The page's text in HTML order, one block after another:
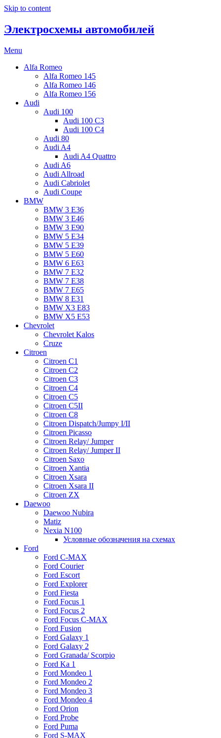
Skip to content
Электросхемы автомобилей
Menu
Alfa Romeo
Alfa Romeo 145
Alfa Romeo 146
Alfa Romeo 156
Audi
Audi 100
Audi 100 C3
Audi 100 C4
Audi 80
Audi A4
Audi A4 Quattro
Audi A6
Audi Allroad
Audi Cabriolet
Audi Coupe
BMW
BMW 3 E36
BMW 3 E46
BMW 3 E90
BMW 5 E34
BMW 5 E39
BMW 5 E60
BMW 6 Е63
BMW 7 Е32
BMW 7 Е38
BMW 7 Е65
BMW 8 Е31
BMW X3 E83
BMW X5 E53
Chevrolet
Chevrolet Kalos
Cruze
Citroen
Citroen C1
Citroen C2
Citroen C3
Citroen C4
Citroen C5
Citroen C5II
Citroen C8
Citroen Dispatch/Jumpy I/II
Citroen Picasso
Citroen Relay/ Jumper
Citroen Relay/ Jumper II
Citroen Saxo
Citroen Xantia
Citroen Xsara
Citroen Xsara II
Citroen ZX
Daewoo
Daewoo Nubira
Matiz
Nexia N100
Условные обозначения на схемах
Ford
Ford C-MAX
Ford Courier
Ford Escort
Ford Explorer
Ford Fiesta
Ford Focus 1
Ford Focus 2
Ford Focus C-MAX
Ford Fusion
Ford Galaxy 1
Ford Galaxy 2
Ford Granada/ Scorpio
Ford Ka 1
Ford Mondeo 1
Ford Mondeo 2
Ford Mondeo 3
Ford Mondeo 4
Ford Orion
Ford Probe
Ford Puma
Ford S-MAX